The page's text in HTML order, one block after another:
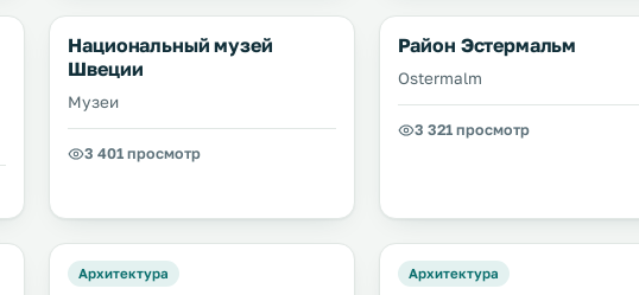
Национальный музей
Швеции
Музеи
3 401 просмотр
Район Эстермальм
Ostermalm
3 321 просмотр
Архитектура Архитектура